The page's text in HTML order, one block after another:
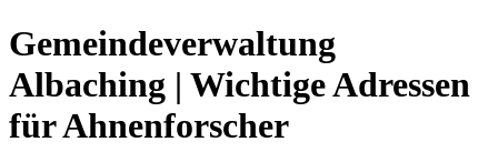
Gemeindeverwaltung
Albaching | Wichtige Adressen
für Ahnenforscher